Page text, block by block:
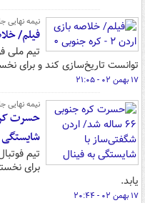
نیمه نهایی
فیلم/ خلاصه
تیم ملی
توانست تاریخ‌سازی کند و برای
۱۷ بهمن ۰۲ - ۲۱:۰۵
نیمه نهایی
شایستگی
تیم
برای
یابد.
۱۷ بهمن ۰۲ - ۲۰:۴۴